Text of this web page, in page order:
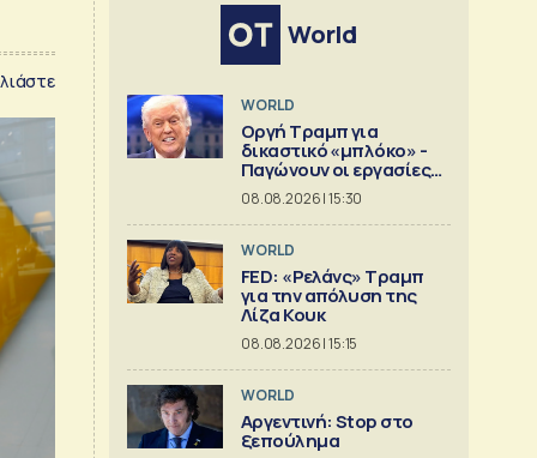
World
WORLD
Οργή Τραμπ για
δικαστικό «μπλόκο» -
Παγώνουν οι εργασίες
στη νέα αίθουσα
δεξιώσεων
08.08.2026 | 15:30
WORLD
FED: «Ρελάνς» Τραμπ
για την απόλυση της
Λίζα Κουκ
08.08.2026 | 15:15
WORLD
Αργεντινή: Stop στο
ξεπούλημα